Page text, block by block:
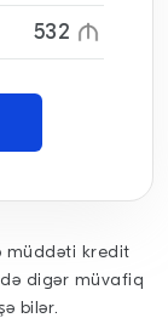
532
müddəti kredit
digər müvafiq
bilər.